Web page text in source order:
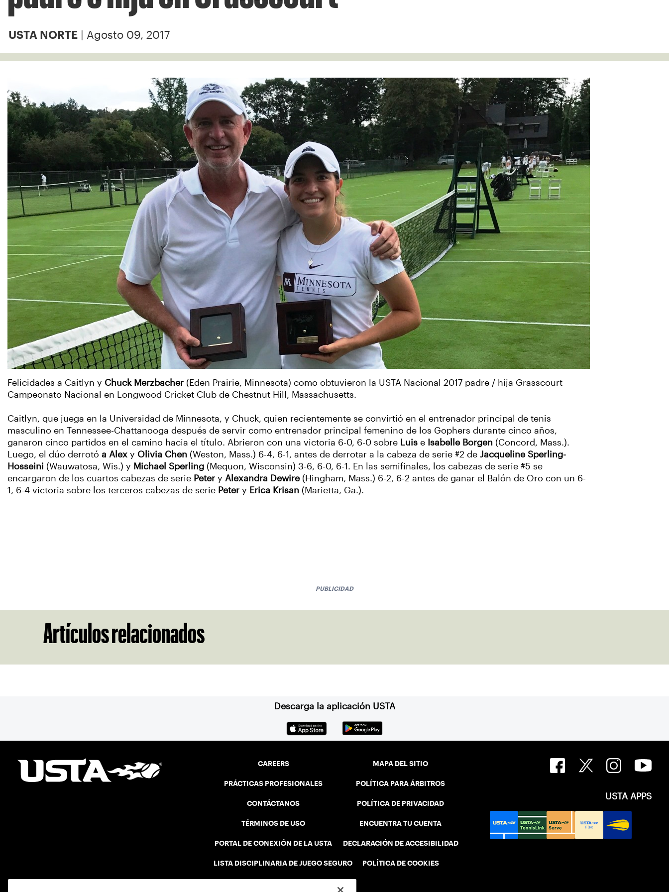
USTA NORTE | Agosto 09, 2017
Felicidades a Caitlyn y Chuck Merzbacher (Eden Prairie, Minnesota) como obtuvieron la USTA Nacional 2017 padre / hija Grasscourt
Campeonato Nacional en Longwood Cricket Club de Chestnut Hill, Massachusetts.
Caitlyn, que juega en la Universidad de Minnesota, y Chuck, quien recientemente se convirtió en el entrenador principal de tenis
masculino en Tennessee-Chattanooga después de servir como entrenador principal femenino de los Gophers durante cinco años,
ganaron cinco partidos en el camino hacia el título. Abrieron con una victoria 6-0, 6-0 sobre Luis e Isabelle Borgen (Concord, Mass.).
Luego, el dúo derrotó a Alex y Olivia Chen (Weston, Mass.) 6-4, 6-1, antes de derrotar a la cabeza de serie #2 de Jacqueline Sperling-
Hosseini (Wauwatosa, Wis.) y Michael Sperling (Mequon, Wisconsin) 3-6, 6-0, 6-1. En las semifinales, los cabezas de serie #5 se
encargaron de los cuartos cabezas de serie Peter y Alexandra Dewire(Hingham, Mass.) 6-2, 6-2 antes de ganar el Balón de Oro con un 6-
1, 6-4 victoria sobre los terceros cabezas de serie Peter y Erica Krisan (Marietta, Ga.).
PUBLICIDAD
Artículos relacionados
Descarga la aplicación USTA
CAREERS
PRÁCTICAS PROFESIONALES
CONTÁCTANOS
TÉRMINOS DE USO
PORTAL DE CONEXIÓN DE LA USTA
LISTA DISCIPLINARIA DE JUEGO SEGURO
MAPA DEL SITIO
POLÍTICA PARA ÁRBITROS
POLÍTICA DE PRIVACIDAD
ENCUENTRA TU CUENTA
DECLARACIÓN DE ACCESIBILIDAD
POLÍTICA DE COOKIES
USTA APPS